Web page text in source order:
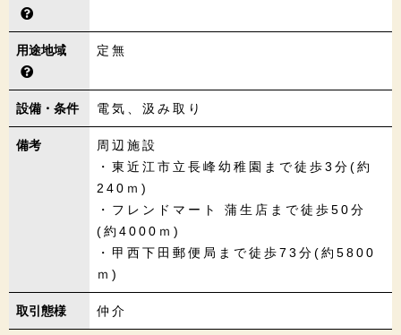
用途地域 定無
設備・条件 電気、汲み取り
備考
周辺施設
・東近江市立長峰幼稚園まで徒歩3分(約
240ｍ)
・フレンドマート 蒲生店まで徒歩50分
(約4000ｍ)
・甲西下田郵便局まで徒歩73分(約5800
ｍ)
取引態様 仲介